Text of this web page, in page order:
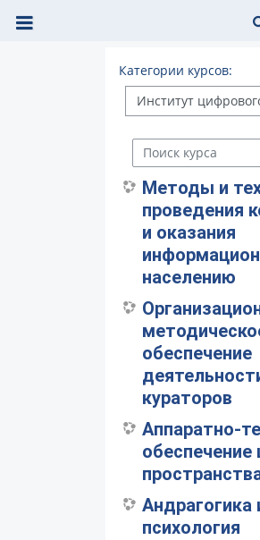
Категории курсов:
Поиск курса
Методы и
проведения
и оказания
населению
обеспечение
кураторов
Аппаратно-
обеспечение
Андрагогика
психология